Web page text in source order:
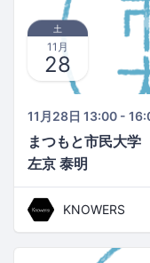
土
11月
28
11月28日 13:00 -
まつもと市民大
左京 泰明
KNOWERS